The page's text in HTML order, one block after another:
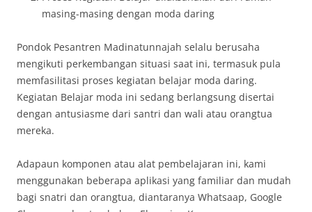
masing-masing dengan moda daring
Pondok Pesantren Madinatunnajah selalu berusaha
mengikuti perkembangan situasi saat ini, termasuk pula
memfasilitasi proses kegiatan belajar moda daring.
Kegiatan Belajar moda ini sedang berlangsung disertai
dengan antusiasme dari santri dan wali atau orangtua
mereka.
Adapaun komponen atau alat pembelajaran ini, kami
menggunakan beberapa aplikasi yang familiar dan mudah
bagi snatri dan orangtua, diantaranya Whatsaap, Google